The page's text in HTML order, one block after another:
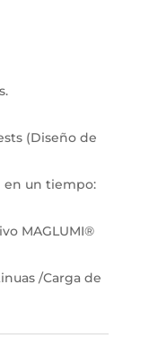
(Diseño de
en un tiempo:
MAGLUMI®
/Carga de